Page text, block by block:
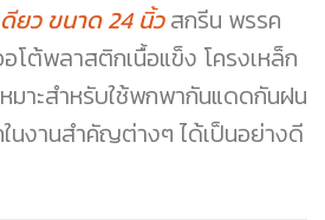
ยว ขนาด 24 นิ้วสกรีน พรรค
โต้พลาสติกเนื้อแข็ง โครงเหล็ก
มาะสำหรับใช้พกพากันแดดกันฝน
ในงานสำคัญต่างๆ ได้เป็นอย่างดี